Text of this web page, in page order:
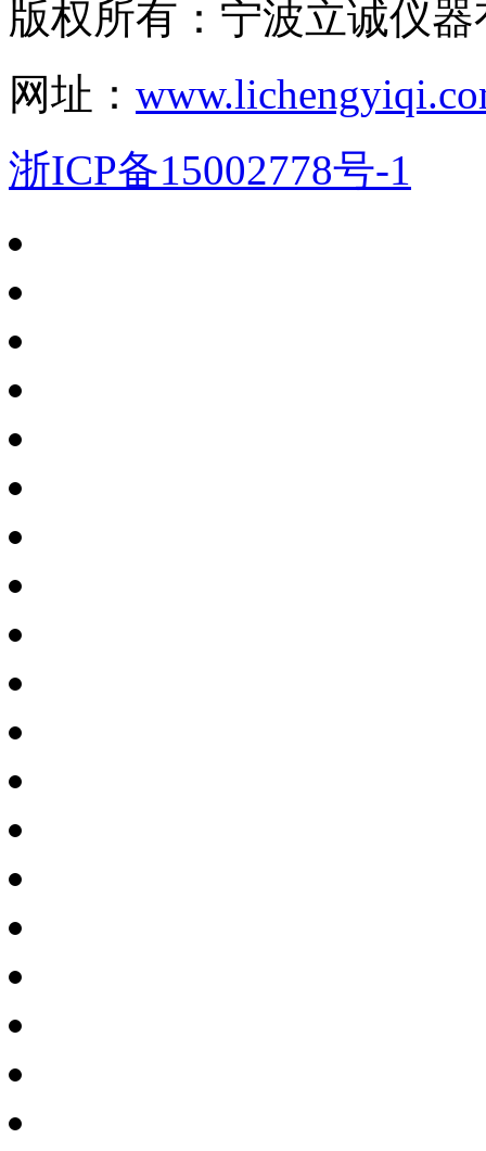
版权所有：宁波立诚仪
网址：
浙ICP备15002778号-1